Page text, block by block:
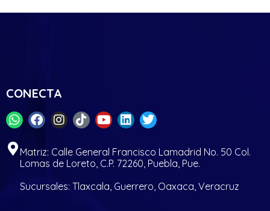
CONECTA
Matriz: Calle General Francisco Lamadrid No. 50 Col.
Lomas de Loreto, C.P. 72260, Puebla, Pue.
Sucursales: Tlaxcala, Guerrero, Oaxaca, Veracruz